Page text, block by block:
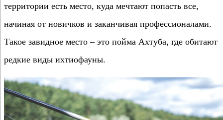
территории есть место, куда мечтают попасть все,
начиная от новичков и заканчивая профессионалами.
Такое завидное место – это пойма Ахтуба, где обитают
редкие виды ихтиофауны.